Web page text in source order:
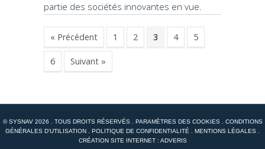
partie des sociétés innovantes en vue.
« Précédent 1 2 3 4 5
6 Suivant »
© SYSNAV 2026 . TOUS DROITS RÉSERVÉS . PARAMÈTRES DES COOKIES. CONDITIONS
GÉNÉRALES D'UTILISATION . POLITIQUE DE CONFIDENTIALITÉ . MENTIONS LÉGALES .
CRÉATION SITE INTERNET : ADVERIS